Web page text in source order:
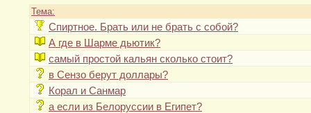
Тема:
Спиртное. Брать или не брать с собой?
А где в Шарме дьютик?
самый простой кальян сколько стоит?
в Сензо берут доллары?
Корал и Санмар
а если из Белоруссии в Египет?